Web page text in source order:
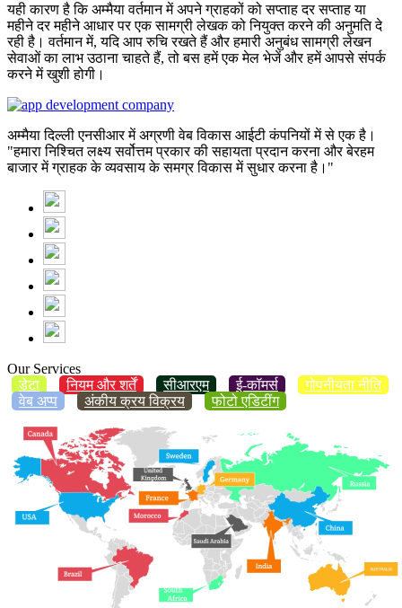
यही कारण है कि अम्मैया वर्तमान में अपने ग्राहकों को सप्ताह दर सप्ताह या
महीने दर महीने आधार पर एक सामग्री लेखक को नियुक्त करने की अनुमति दे
रही है। वर्तमान में, यदि आप रुचि रखते हैं और हमारी अनुबंध सामग्री लेखन
सेवाओं का लाभ उठाना चाहते हैं, तो बस हमें एक मेल भेजें और हमें आपसे संपर्क
करने में खुशी होगी।
अम्मैया दिल्ली एनसीआर में अग्रणी वेब विकास आईटी कंपनियों में से एक है।
"हमारा निश्चित लक्ष्य सर्वोत्तम प्रकार की सहायता प्रदान करना और बेरहम
बाजार में ग्राहक के व्यवसाय के समग्र विकास में सुधार करना है।"
Our Services
डेटा
नियम और शर्तें सीआरएम ई-कॉमर्स
गोपनीयता नीति
वेब अप्प
अंकीय क्रय विक्रय फोटो एडिटींग